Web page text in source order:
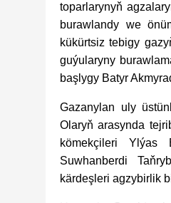
toparlarynyň
burawlandy we
kükürtsiz tebigy
guýularyny
başlygy Batyr
Gazanylan uly
Olaryň arasynda
kömekçileri Ylýas
Suwhanberdi
kärdeşleri agzybirlik